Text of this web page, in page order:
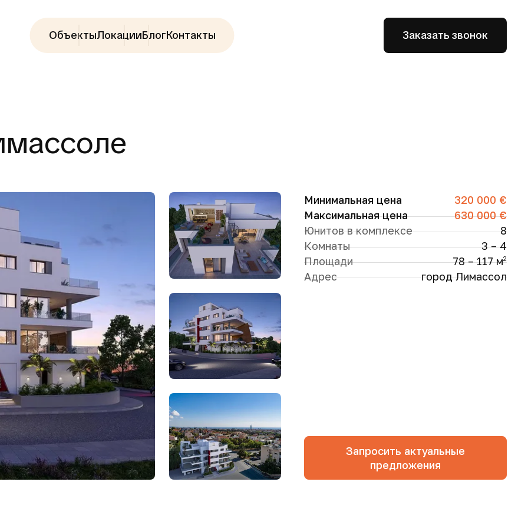
ОбъектыЛокацииБлогКонтакты Заказать звонок
Минимальная цена
320 000 €
Максимальная цена
630 000 €
Юнитов в комплексе
8
Комнаты
3 – 4
Площади
78 – 117 м2
Адрес город Лимассол
Запросить актуальные
предложения